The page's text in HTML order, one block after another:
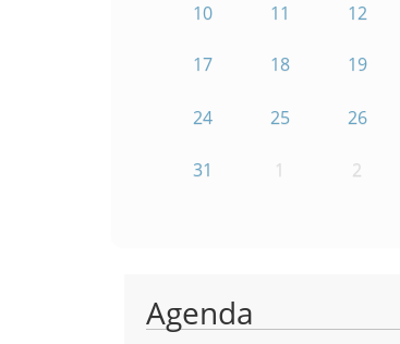
10 11 12
17 18 19
24 25 26
31 1 2
Agenda